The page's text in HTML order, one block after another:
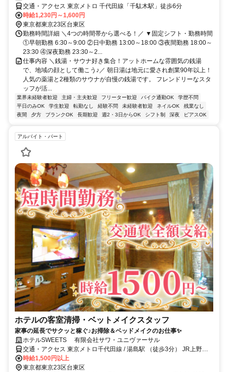
交通・アクセス 東京メトロ 千代田線「千駄木駅」徒歩6分
時給1,230円～1,600円
東京都東京23区台東区
勤務時間詳細 ＼4つの時間帯から選べる！／ ▼固定シフト・勤務時間
①早朝勤務 6:30～9:00 ②日中勤務 13:00～18:00 ③夜間勤務 18:00～
23:30 ④深夜勤務 23:30～2...
仕事内容 ＼銭湯・サウナ好き集合！アットホームな雰囲気の銭湯
で、地域の顔として働こう♪／ 朝日湯は地元に愛され創業90年以上！
人気の薬湯と2種類のサウナが自慢の銭湯です。 フレンドリーなスタ
ッフが活...
業界未経験者歓迎 主婦・主夫歓迎 フリーター歓迎 バイク通勤OK
学歴不問
平日のみOK
学生歓迎 転勤なし 経験不問 未経験者歓迎 ネイルOK
残業なし
夜間
夕方 ブランクOK 長期歓迎 週2・3日からOK シフト制 深夜 ピアスOK
アルバイト・パート
ホテルの客室清掃・ベットメイクスタッフ
家事の延長でサクッと稼ぐ♪お掃除＆ベッドメイクのお仕事✨
ホテルSWEETS 有限会社サワ・ユニヴァーサル
交通・アクセス 東京メトロ千代田線 / 湯島駅 （徒歩3分） JR上野駅 /
（徒歩6分）
時給1,500円以上
東京都東京23区台東区